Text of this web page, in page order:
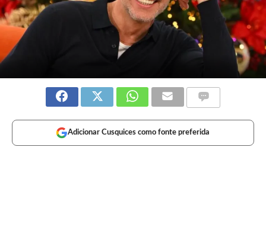
Adicionar Cusquices como fonte preferida